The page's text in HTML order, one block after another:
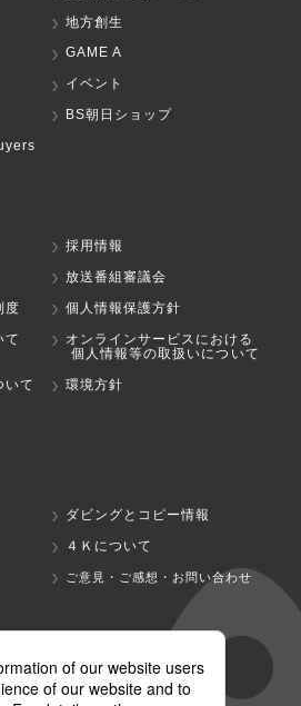
地方創生
GAME A
イベント
BS朝日ショップ
採用情報
放送番組審議会
度
個人情報保護方針
て
オンラインサービスにおける
個人情報等の取扱いについて
いて
環境方針
ダビングとコピー情報
４Ｋについて
ご意見・ご感想・お問い合わせ
テレ朝チャンネル